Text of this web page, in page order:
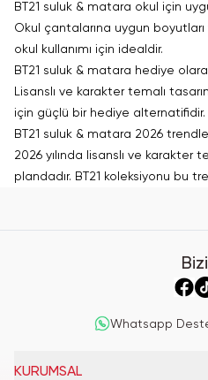
BT21 suluk & matara okul için
Okul çantalarına uygun
okul kullanımı için idealdir.
BT21 suluk & matara hediye olarak
Lisanslı ve karakter temalı
için güçlü bir hediye alternatifidir.
BT21 suluk & matara 2026
2026 yılında lisanslı ve karakter
plandadır. BT21 koleksiyonu bu
Whatsapp
KURUMSAL